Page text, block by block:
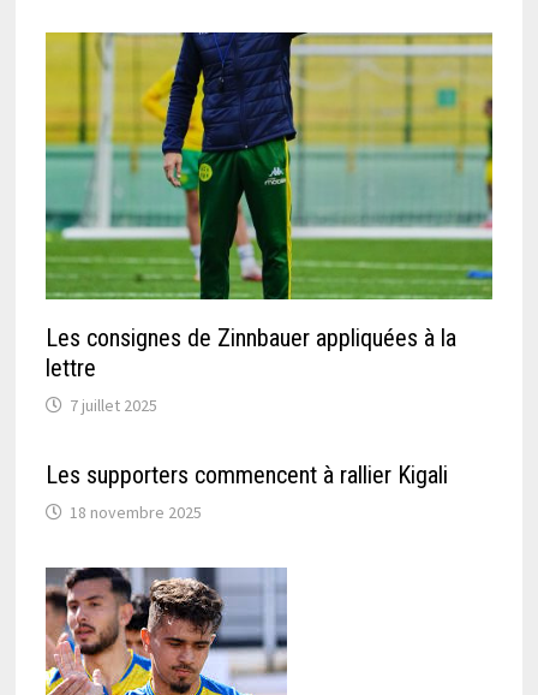
Les consignes de Zinnbauer appliquées à la
lettre
7 juillet 2025
Les supporters commencent à rallier Kigali
18 novembre 2025